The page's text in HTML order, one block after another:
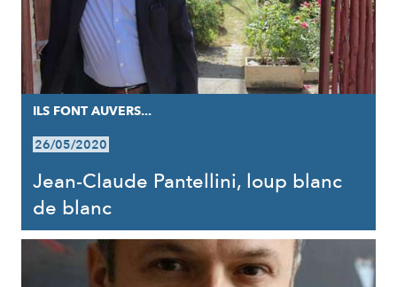
ILS FONT AUVERS...
26/05/2020
Jean-Claude Pantellini, loup blanc
de blanc